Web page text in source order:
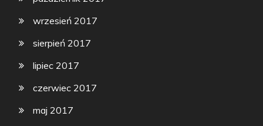
wrzesień 2017
sierpień 2017
lipiec 2017
czerwiec 2017
maj 2017